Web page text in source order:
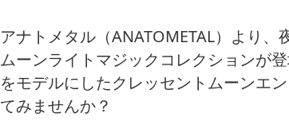
アナトメタル（ANATOMETAL）より
ムーンライトマジックコレクションが
をモデルにしたクレッセントムーンエ
てみませんか？